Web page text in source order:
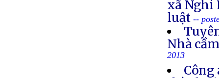
xã Nghi
luật--
Nhà
2013